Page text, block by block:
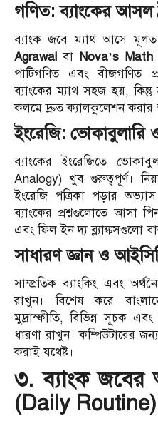
গণিত: ব্যাংকের আসল
ব্যাংক জবে ম্যাথ আসে মূলত
Agrawal বা Nova’s Math
পাটিগণিত এবং বীজগণিত
ব্যাংকের ম্যাথ সহজ হয়,
কলমে দ্রুত ক্যালকুলেশন করার
ইংরেজি: ভোকাবুলারি
ব্যাংকের ইংরেজিতে
Analogy) খুব গুরুত্বপূর্ণ।
ইংরেজি পত্রিকা পড়ার
ব্যাংকের প্রশ্নগুলোতে আসা
এবং ফিল ইন দ্য ব্ল্যাঙ্কসগুলো
সাধারণ জ্ঞান ও
সাম্প্রতিক ব্যাংকিং এবং
রাখুন। বিশেষ করে
মুদ্রাস্ফীতি, বিভিন্ন সূচক
ধারণা রাখুন। কম্পিউটারের
করাই যথেষ্ট।
৩. ব্যাংক জবের
(Daily Routine)